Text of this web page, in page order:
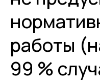
работы
99 %